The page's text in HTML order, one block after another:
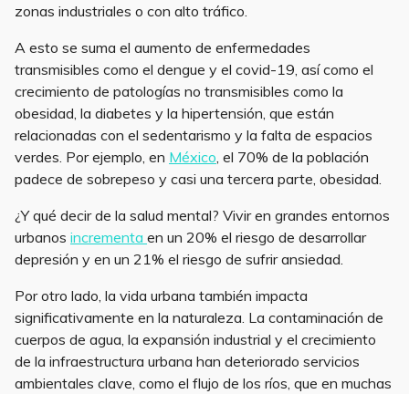
zonas industriales o con alto tráfico.
A esto se suma el aumento de enfermedades
transmisibles como el dengue y el covid-19, así como el
crecimiento de patologías no transmisibles como la
obesidad, la diabetes y la hipertensión, que están
relacionadas con el sedentarismo y la falta de espacios
verdes. Por ejemplo, en México, el 70% de la población
padece de sobrepeso y casi una tercera parte, obesidad.
¿Y qué decir de la salud mental? Vivir en grandes entornos
urbanos incrementa en un 20% el riesgo de desarrollar
depresión y en un 21% el riesgo de sufrir ansiedad.
Por otro lado, la vida urbana también impacta
significativamente en la naturaleza. La contaminación de
cuerpos de agua, la expansión industrial y el crecimiento
de la infraestructura urbana han deteriorado servicios
ambientales clave, como el flujo de los ríos, que en muchas